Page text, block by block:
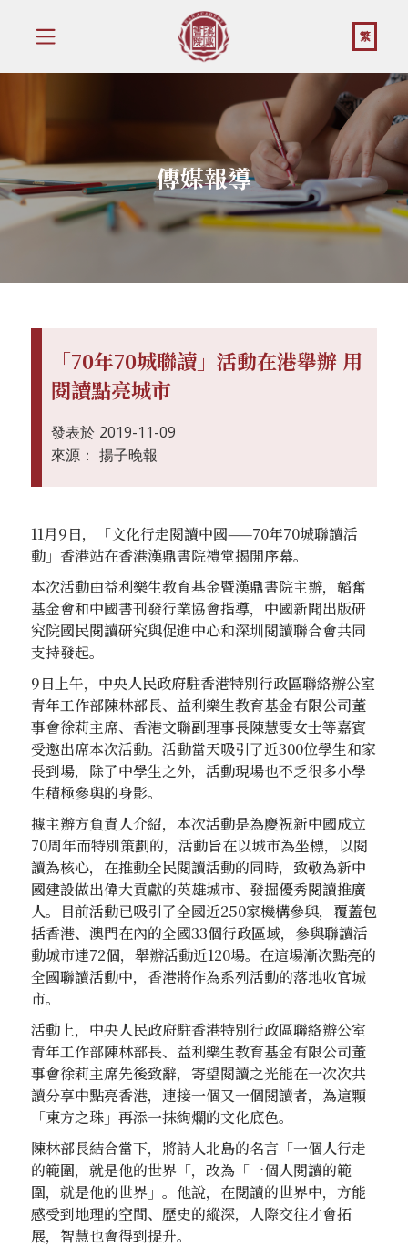
繁
傳媒報導
「70年70城聯讀」活動在港舉辦 用
閱讀點亮城市
發表於 2019-11-09
來源： 揚子晚報
11月9日，「文化行走閱讀中國——70年70城聯讀活
動」香港站在香港漢鼎書院禮堂揭開序幕。
本次活動由益利樂生教育基金暨漢鼎書院主辦，韜奮
基金會和中國書刊發行業協會指導，中國新聞出版研
究院國民閱讀研究與促進中心和深圳閱讀聯合會共同
支持發起。
9日上午，中央人民政府駐香港特別行政區聯絡辦公室
青年工作部陳林部長、益利樂生教育基金有限公司董
事會徐莉主席、香港文聯副理事長陳慧雯女士等嘉賓
受邀出席本次活動。活動當天吸引了近300位學生和家
長到場，除了中學生之外，活動現場也不乏很多小學
生積極參與的身影。
據主辦方負責人介紹，本次活動是為慶祝新中國成立
70周年而特別策劃的，活動旨在以城市為坐標，以閱
讀為核心，在推動全民閱讀活動的同時，致敬為新中
國建設做出偉大貢獻的英雄城市、發掘優秀閱讀推廣
人。目前活動已吸引了全國近250家機構參與，覆蓋包
括香港、澳門在內的全國33個行政區域，參與聯讀活
動城市達72個，舉辦活動近120場。在這場漸次點亮的
全國聯讀活動中，香港將作為系列活動的落地收官城
市。
活動上，中央人民政府駐香港特別行政區聯絡辦公室
青年工作部陳林部長、益利樂生教育基金有限公司董
事會徐莉主席先後致辭，寄望閱讀之光能在一次次共
讀分享中點亮香港，連接一個又一個閱讀者，為這顆
「東方之珠」再添一抹絢爛的文化底色。
陳林部長結合當下，將詩人北島的名言「一個人行走
的範圍，就是他的世界「，改為「一個人閱讀的範
圍，就是他的世界」。他說，在閱讀的世界中，方能
感受到地理的空間、歷史的縱深，人際交往才會拓
展，智慧也會得到提升。